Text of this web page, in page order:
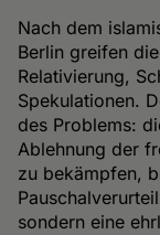
Nach dem
Berlin greifen
Relativierung,
Spekulationen.
des Problems:
Ablehnung der
zu bekämpfen,
sondern eine